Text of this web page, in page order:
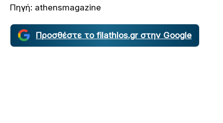
Πηγή: athensmagazine
Προσθέστε το filathlos.gr στην Google